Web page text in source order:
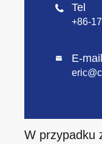
 Tel
+86-
 E-mail
W przypadku